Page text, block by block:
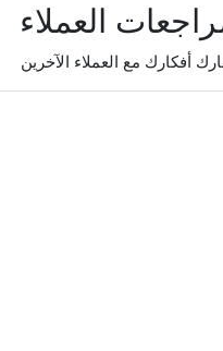
العملاء
أفكارك مع العملاء الآخرين